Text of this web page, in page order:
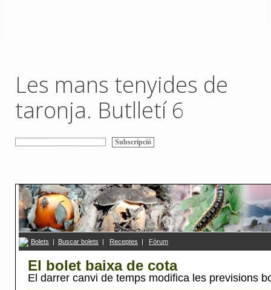
Les mans tenyides de
taronja. Butlletí 6
Bolets | Buscar bolets | Receptes | Fòrum
El bolet baixa de cota
El darrer canvi de temps modifica les previsions